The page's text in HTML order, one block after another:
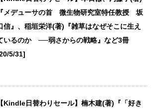
『メデューサの首 微生物研究室特任教授 坂
信』、稲垣栄洋(著)『雑草はなぜそこに生え
いるのか ──弱さからの戦略』など3冊
5/31]
【Kindle日替わりセール】楠木建(著)『「好き